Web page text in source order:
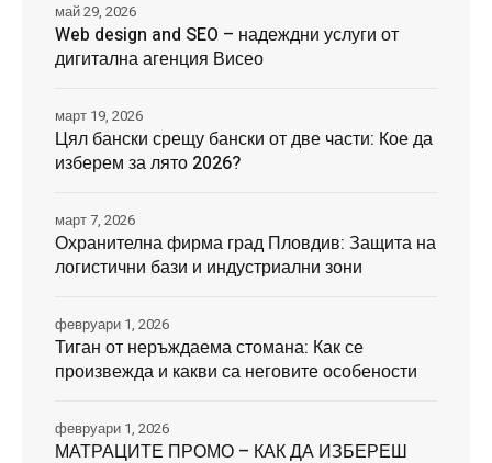
Web design and SEO – надеждни услуги от
дигитална агенция Висео
май 29, 2026
Цял бански срещу бански от две части: Кое да
изберем за лято 2026?
март 19, 2026
Охранителна фирма град Пловдив: Защита на
логистични бази и индустриални зони
март 7, 2026
Тиган от неръждаема стомана: Как се
произвежда и какви са неговите особености
февруари 1, 2026
МАТРАЦИТЕ ПРОМО – КАК ДА ИЗБЕРЕШ
февруари 1, 2026